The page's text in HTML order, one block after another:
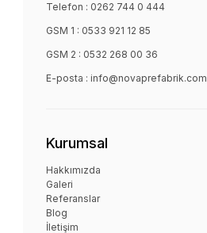
Telefon : 0262 744 0 444
GSM 1 : 0533 921 12 85
GSM 2 : 0532 268 00 36
E-posta : info@novaprefabrik.com
Kurumsal
Hakkımızda
Galeri
Referanslar
Blog
İletişim